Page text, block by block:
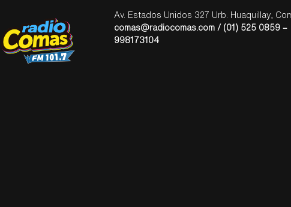
Av. Estados Unidos 327 Urb. Huaquillay,
comas@radiocomas.com / (01) 525 0859 –
998173104